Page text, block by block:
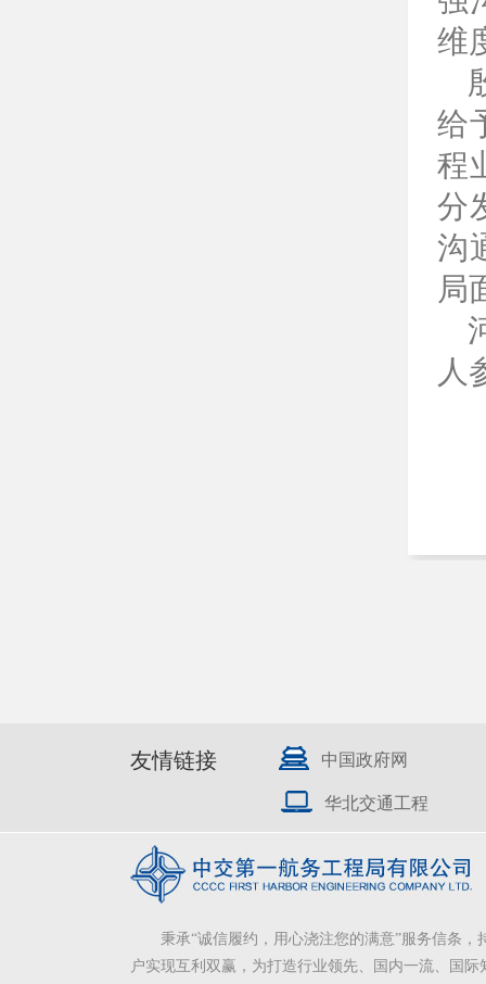
维
给
程
分
沟
局
人
友情链接 中国政府网
华北交通工程
秉承“诚信履约，用心浇注您的满意”服务信条，
户实现互利双赢，为打造行业领先、国内一流、国际